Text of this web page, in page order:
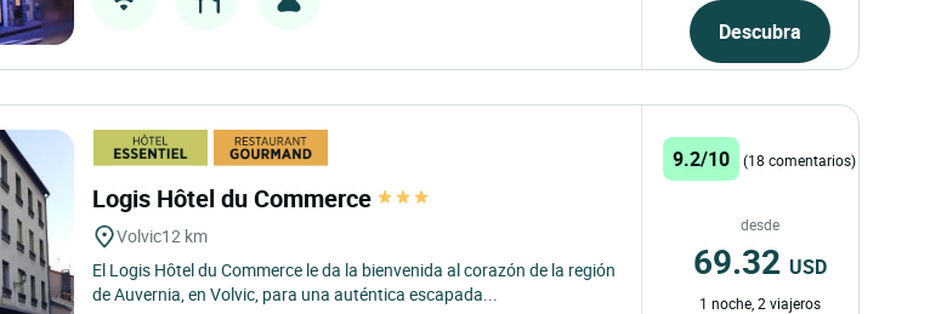
Descubra
Logis Hôtel du Commerce
Volvic12 km
El Logis Hôtel du Commerce le da la bienvenida al corazón de la región
de Auvernia, en Volvic, para una auténtica escapada...
9.2/10 (18 comentarios)
desde
69.32 USD
1 noche, 2 viajeros